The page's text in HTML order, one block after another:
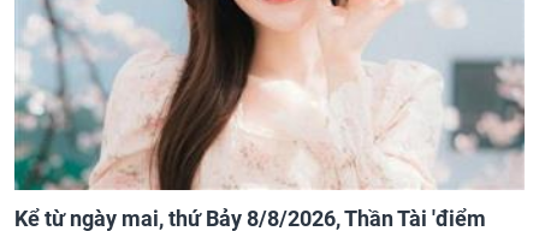
Kể từ ngày mai, thứ Bảy 8/8/2026, Thần Tài 'điểm